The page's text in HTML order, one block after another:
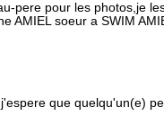
pere pour les photos,je
AMIEL soeur a SWIM
que quelqu'un(e)